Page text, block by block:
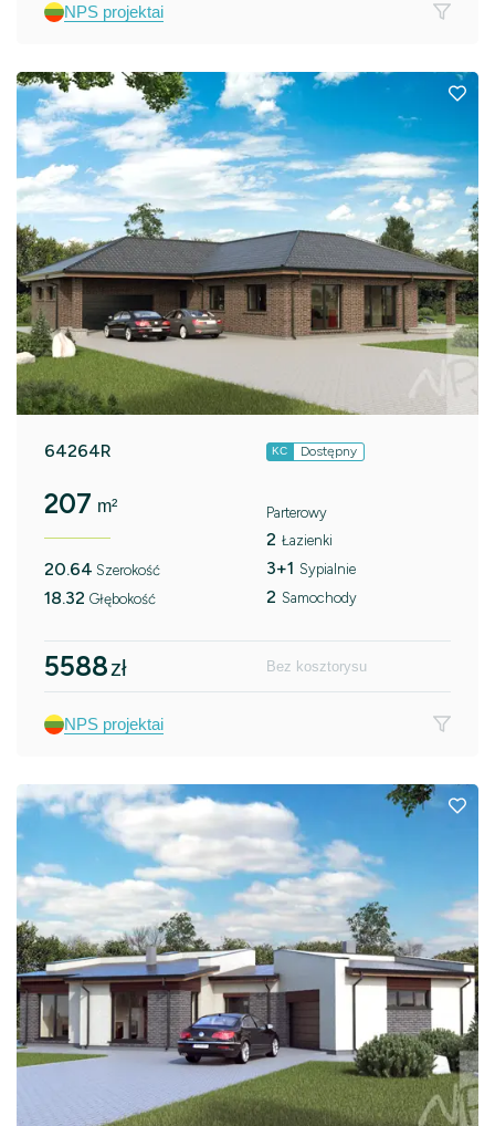
NPS projektai
64264R KC Dostępny
207 m²
20.64 Szerokość
18.32 Głębokość
Parterowy
2 Łazienki
3+1 Sypialnie
2 Samochody
5588zł Bez kosztorysu
NPS projektai